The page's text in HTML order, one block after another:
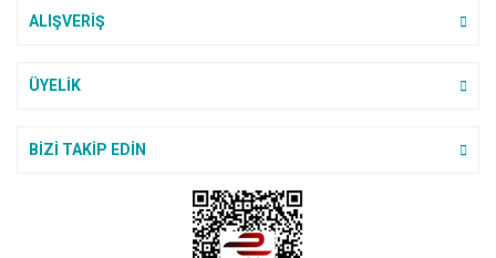
ALIŞVERİŞ
ÜYELİK
BİZİ TAKİP EDİN